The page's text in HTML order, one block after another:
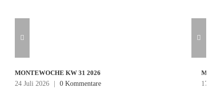
MONTEWOCHE KW 31 2026
24 Juli 2026
| 0 Kommentare
17